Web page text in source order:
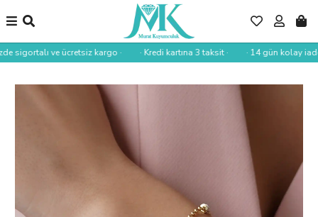
sigortalı ve ücretsiz kargo · · Kredi kartına 3 taksit · · 14 gün kolay iade